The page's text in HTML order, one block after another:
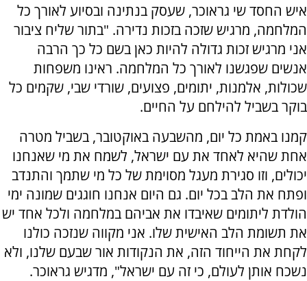
איש החסד שי גראוכר, שעסק בנתינה ובסיוע לאורך כל
המלחמה, מרגיש שזכה בזכות נדירה. "בתור שליח ציבור
אני מרגיש זכות גדולה להיות כאן בשם כל כך הרבה
אנשים שפגשנו לאורך כל המלחמה. ראינו משפחות
שכולות, אלמנות, יתומים, פצועים, שורדי שבי, שקמים כל
בוקר בשביל להילחם על החיים.
קמנו באמת כל יום, מהשבעה באוקטובר, בשביל מטרה
אחת שהיא לאחד את עם ישראל, לשמח את מי שאנחנו
יכולים, וזו סגירת מעגל מסוימת של כל מי שתמך והתנדב
ופתח את הלב בכל יום. גם היום אנחנו חוגגים שמונה ימי
הולדת ליתומים שאיבדו את אביהם במלחמה ולכל אחד יש
את תשומת הלב האישית שלו. אני מקווה שנזכה כולנו
לקחת את הייחוד הזה, את הנקודות אור שבעם שלנו, ולא
נשכח אותן לעולם, כי זה עם ישראל", מדגיש גראוכר.